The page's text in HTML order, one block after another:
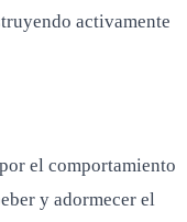
activamente
el comportamiento
y adormecer el